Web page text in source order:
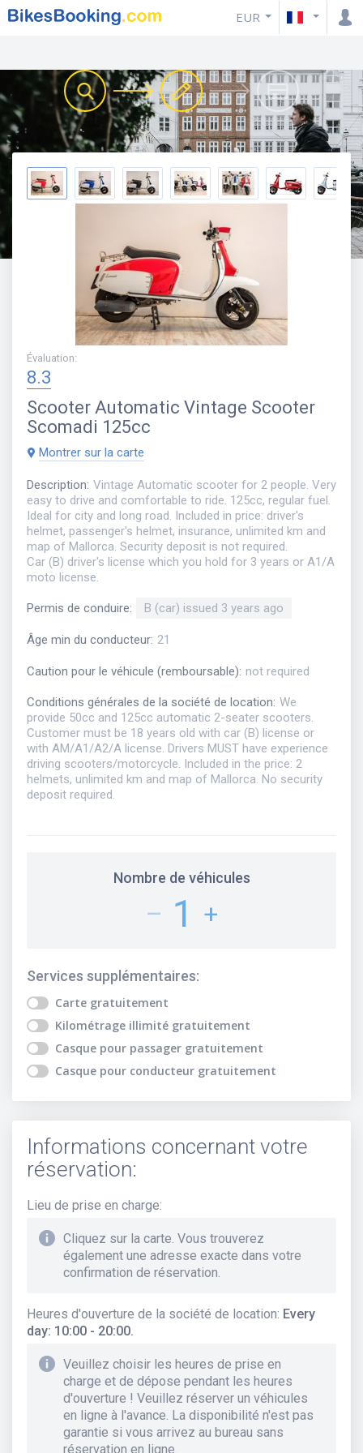
EUR
Évaluation:
8.3
Scooter Automatic Vintage Scooter
Scomadi 125cc
Montrer sur la carte
Description: Vintage Automatic scooter for 2 people. Very
easy to drive and comfortable to ride. 125cc, regular fuel.
Ideal for city and long road. Included in price: driver's
helmet, passenger's helmet, insurance, unlimited km and
map of Mallorca. Security deposit is not required.
Car (B) driver's license which you hold for 3 years or A1/A
moto license.
Permis de conduire: B (car) issued 3 years ago
Âge min du conducteur: 21
Caution pour le véhicule (remboursable): not required
Conditions générales de la société de location: We
provide 50cc and 125cc automatic 2-seater scooters.
Customer must be 18 years old with car (B) license or
with AM/A1/A2/A license. Drivers MUST have experience
driving scooters/motorcycle. Included in the price: 2
helmets, unlimited km and map of Mallorca. No security
deposit required.
Nombre de véhicules
– 1 +
Services supplémentaires:
Carte gratuitement
Kilométrage illimité gratuitement
Casque pour passager gratuitement
Casque pour conducteur gratuitement
Informations concernant votre
réservation:
Lieu de prise en charge:
Cliquez sur la carte. Vous trouverez
également une adresse exacte dans votre
confirmation de réservation.
Heures d'ouverture de la société de location: Every
day: 10:00 - 20:00.
Veuillez choisir les heures de prise en
charge et de dépose pendant les heures
d'ouverture ! Veuillez réserver un véhicules
en ligne à l'avance. La disponibilité n'est pas
garantie si vous arrivez au bureau sans
réservation en ligne.